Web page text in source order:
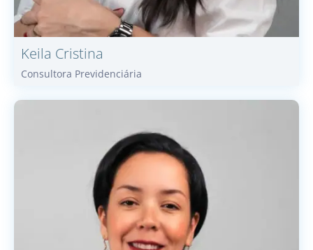
Keila Cristina
Consultora Previdenciária